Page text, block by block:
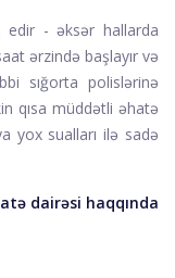
edir - əksər hallarda
ərzində başlayır və
sığorta polislərinə
qısa müddətli əhatə
yox sualları ilə sadə
dairəsi haqqında